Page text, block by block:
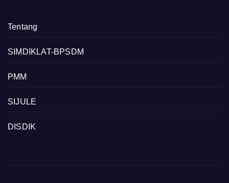
Tentang
SIMDIKLAT-BPSDM
PMM
SIJULE
DISDIK